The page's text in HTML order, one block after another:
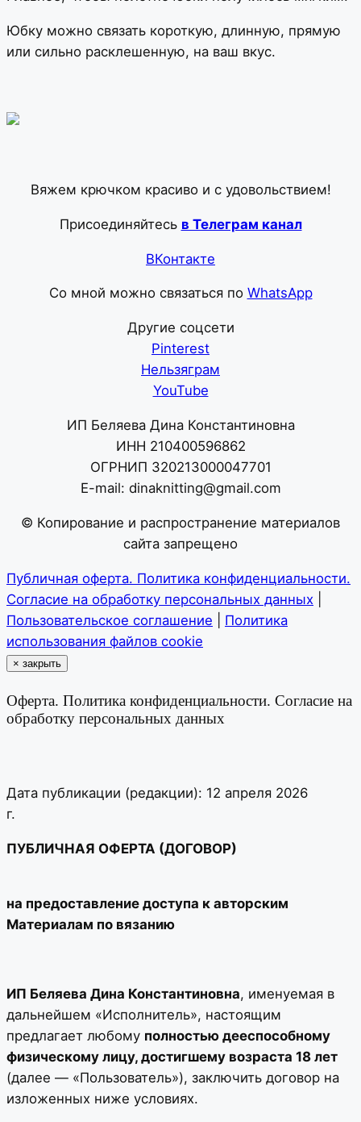
Юбку можно связать короткую, длинную, прямую
или сильно расклешенную, на ваш вкус.
Вяжем крючком красиво и с удовольствием!
Присоединяйтесь в Телеграм канал
ВКонтакте
Со мной можно связаться по WhatsApp
Другие соцсети
Pinterest
Нельзяграм
YouTube
ИП Беляева Дина Константиновна
ИНН 210400596862
ОГРНИП 320213000047701
E-mail: dinaknitting@gmail.com
© Копирование и распространение материалов
сайта запрещено
Публичная оферта. Политика конфиденциальности.
Согласие на обработку персональных данных
Пользовательское соглашение
Политика
использования файлов cookie
× закрыть
Оферта. Политика конфиденциальности. Согласие на
обработку персональных данных
Дата публикации (редакции): 12 апреля 2026
г.
ПУБЛИЧНАЯ ОФЕРТА (ДОГОВОР)
на предоставление доступа к авторским
Материалам по вязанию
ИП Беляева Дина Константиновна, именуемая в
дальнейшем «Исполнитель», настоящим
предлагает любому полностью дееспособному
физическому лицу, достигшему возраста 18 лет
(далее — «Пользователь»), заключить договор на
изложенных ниже условиях.